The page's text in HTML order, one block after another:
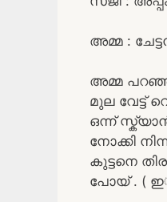
അമ്മ :
അമ്മ പറഞ്ഞ്
മുല വേട്ട്‌
ഒന്ന്
നോക്കി
കുട്ടനെ
പോയ് . (